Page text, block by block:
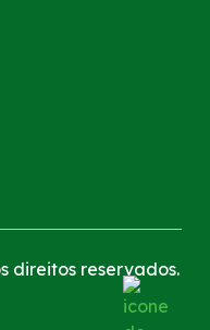
direitos reservados.